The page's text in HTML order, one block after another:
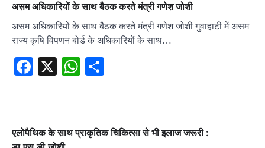
असम अधिकारियों के साथ बैठक करते मंत्री गणेश जोशी
असम अधिकारियों के साथ बैठक करते मंत्री गणेश जोशी गुवाहाटी में असम
राज्य कृषि विपणन बोर्ड के अधिकारियों के साथ…
Facebook
X WhatsApp
एलोपैथिक के साथ प्राकृतिक चिकित्सा से भी इलाज जरूरी :